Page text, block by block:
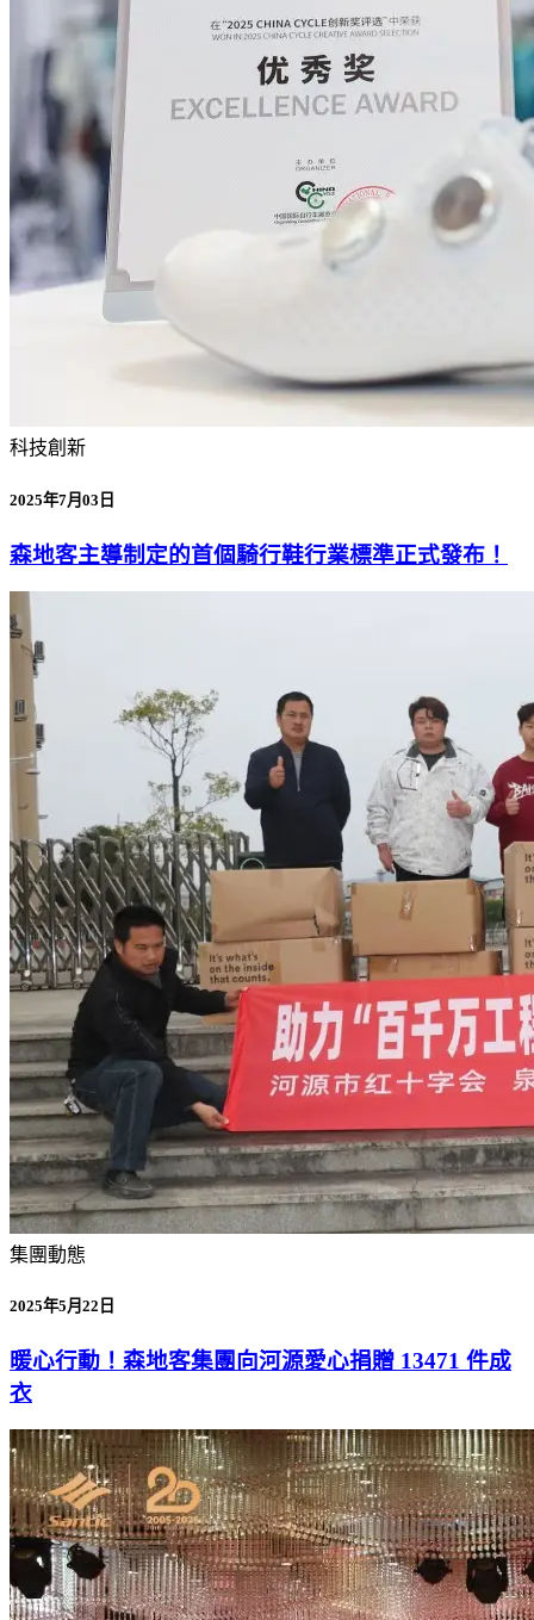
科技創新
2025年7月03日
森地客主導制定的首個騎行鞋行業標準正式發布！
集團動態
2025年5月22日
暖心行動！森地客集團向河源愛心捐贈 13471 件成
衣